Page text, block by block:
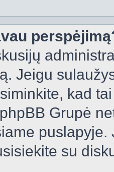
Jeigu
kad
Grupė
su